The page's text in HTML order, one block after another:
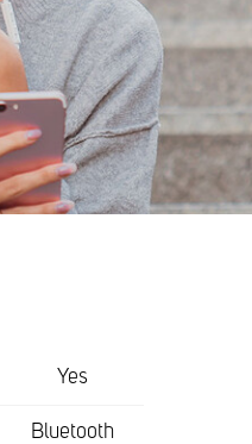
Yes
Bluetooth